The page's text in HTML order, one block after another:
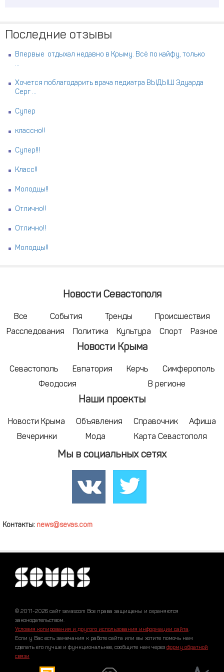
Последние отзывы
Впервые отдыхал недавно в Крыму. Всё по кайфу, только
...
Хочется поблагодарить врача педиатра ВЫДЫШ Эдуарда
Серг ...
Супер
классно!!
Супер!!!
Класс!!
Молодцы!!
Отлично!!
Отлично!!
Молодцы!!
Новости Севастополя
Все События Тренды
Происшествия
Расследования
Политика Культура Спорт Разное
Новости Крыма
Севастополь Евпатория Керчь
Симферополь
Феодосия
В регионе
Наши проекты
Новости Крыма Объявления Справочник
Афиша
Вечеринки
Мода Карта Севастополя
Мы в социальных сетях
Контакты: news@sevas.com
© 2011-2026 сайт sevascom Все права защищены и охраняются
законодательством.
Условия копирования и другого использования информации сайта.
Если у Вас есть замечания к работе сайта или вы хотите помочь нам
сделать его лучше и функциональнее, сообщите нам через форму обратной
связи